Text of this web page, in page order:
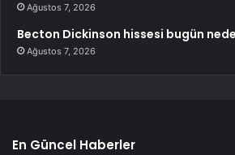
Ağustos 7, 2026
Becton Dickinson hissesi bugün
Ağustos 7, 2026
En Güncel Haberler